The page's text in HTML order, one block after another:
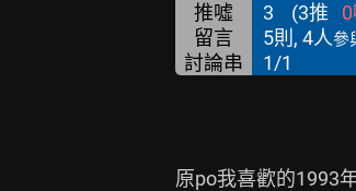
推噓 3 (3推 0
留言
5則, 4人參
討論串 1/1
原po我喜歡的1993